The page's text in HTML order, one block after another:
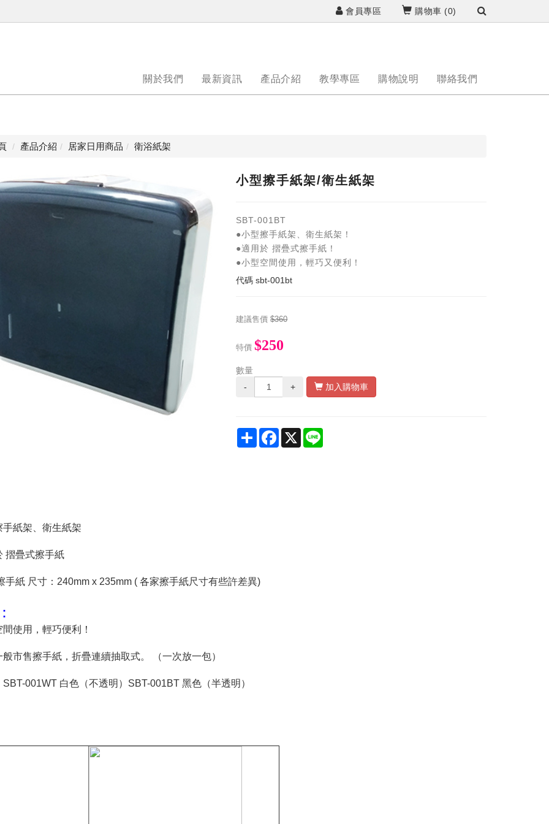
會員專區 購物車 (0)
關於我們 最新資訊 產品介紹 教學專區 購物說明 聯絡我們
產品介紹 居家日用商品 衛浴紙架
小型擦手紙架/衛生紙架
SBT-001BT
●小型擦手紙架、衛生紙架！
●適用於 摺疊式擦手紙！
●小型空間使用，輕巧又便利！
代碼sbt-001bt
建議售價 $360
特價 $250
數量
-
+ 加入購物車
Share Facebook
X
紙架、衛生紙架
摺疊式擦手紙
手紙 尺寸：240mm x 235mm ( 各家擦手紙尺寸有些許差異)
使用，輕巧便利！
市售擦手紙，折疊連續抽取式。 （一次放一包）
001WT 白色（不透明）SBT-001BT 黑色（半透明）